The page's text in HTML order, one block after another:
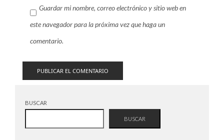
Guardar mi nombre, correo electrónico y sitio web en
este navegador para la próxima vez que haga un
comentario.
BUSCAR
BUSCAR